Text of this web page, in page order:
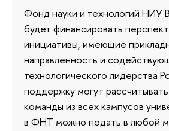
Фонд науки и технологий
будет финансировать
инициативы, имеющие
направленность и
технологического лидерства
поддержку могут
команды из всех кампусов
в ФНТ можно подать в любой